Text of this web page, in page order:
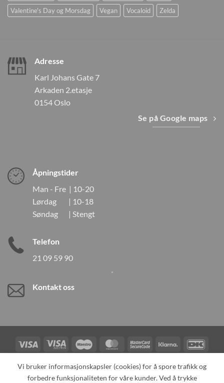
Valentine's Day og Morsdag
Vegan Vocaloid Zelda
Adresse
Karl Johans Gate 7
Arkaden 2.etasje
0154 Oslo
Se på Google maps
Åpningstider
Man - Fre | 10-20
Lørdag | 10-18
Søndag | Stengt
Telefon
21 09 59 90
Kontakt oss
Visa
Visa
Electron
Maestro MasterCardMasterCard
2
Klarna
Card
TILBAKEKALLINGER KONTAKT OSS OM OSS
Vi bruker informasjonskapsler (cookies) for å spore trafikk og
forbedre funksjonaliteten for våre kunder. Ved å trykke